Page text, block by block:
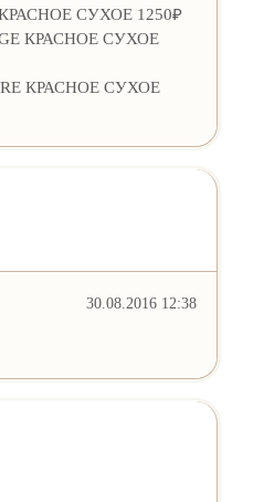
КРАСНОЕ СУХОЕ 1250₽
КРАСНОЕ СУХОЕ
КРАСНОЕ СУХОЕ
30.08.2016 12:38